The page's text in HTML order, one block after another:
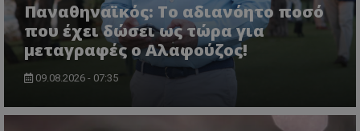
Παναθηναϊκός: Το αδιανόητο ποσό
που έχει δώσει ως τώρα για
μεταγραφές ο Αλαφούζος!
09.08.2026 - 07:35